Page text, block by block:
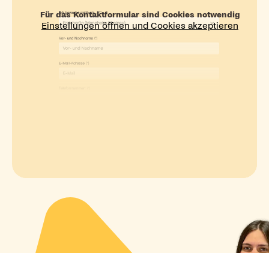
Für das Kontaktformular sind Cookies notwendig
Einstellungen öffnen und Cookies akzeptieren